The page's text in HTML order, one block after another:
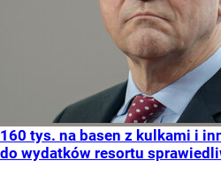
160 tys. na basen z kulkami i
do wydatków resortu